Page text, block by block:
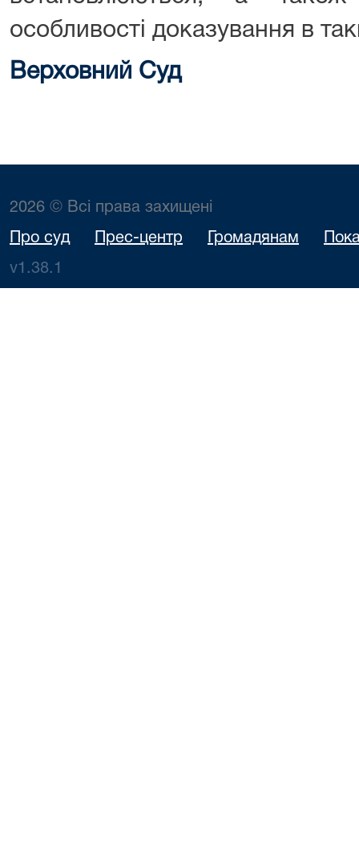
особливості доказування в
Верховний Суд
2026 © Всі права захищені
Про суд Прес-центр Громадянам
v1.38.1